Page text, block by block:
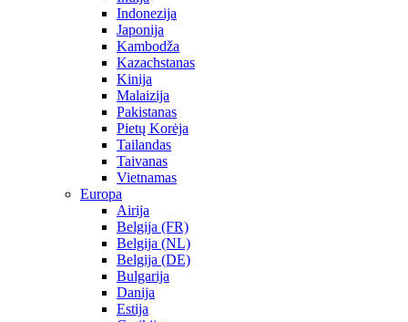
Indonezija
Japonija
Kambodža
Kazachstanas
Kinija
Malaizija
Pakistanas
Pietų Korėja
Tailandas
Taivanas
Vietnamas
Europa
Airija
Belgija (FR)
Belgija (NL)
Belgija (DE)
Bulgarija
Danija
Estija